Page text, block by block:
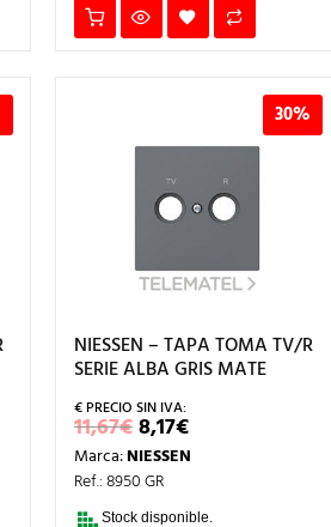
30%
NIESSEN – TAPA TOMA TV/R
SERIE ALBA GRIS MATE
11,67€EL
PRECIO
ORIGINAL
ERA:
11,67€.
8,17€EL
PRECIO
ACTUAL
8,17€.
Marca:NIESSEN
Ref.: 8950 GR
Stock disponible.